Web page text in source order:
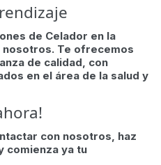
de Celador en la
nosotros. Te ofrecemos
de calidad, con
en el área de la salud y
con nosotros, haz
comienza ya tu